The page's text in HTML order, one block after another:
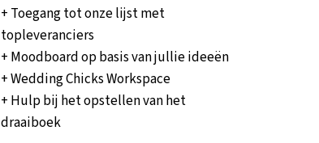
+ Toegang tot onze lijst met
topleveranciers
+ Moodboard op basis van jullie ideeën
+ Wedding Chicks Workspace
+ Hulp bij het opstellen van het
draaiboek